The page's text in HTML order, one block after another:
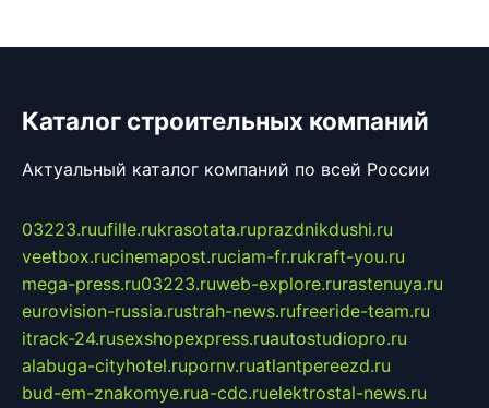
Каталог строительных компаний
Актуальный каталог компаний по всей России
03223.ruufille.rukrasotata.ruprazdnikdushi.ru
veetbox.rucinemapost.ruciam-fr.rukraft-you.ru
mega-press.ru03223.ruweb-explore.rurastenuya.ru
eurovision-russia.rustrah-news.rufreeride-team.ru
itrack-24.rusexshopexpress.ruautostudiopro.ru
alabuga-cityhotel.rupornv.ruatlantpereezd.ru
bud-em-znakomye.rua-cdc.ruelektrostal-news.ru